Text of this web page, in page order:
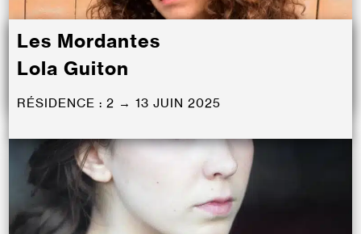
Les Mordantes
Lola Guiton
RÉSIDENCE : 2 → 13 JUIN 2025